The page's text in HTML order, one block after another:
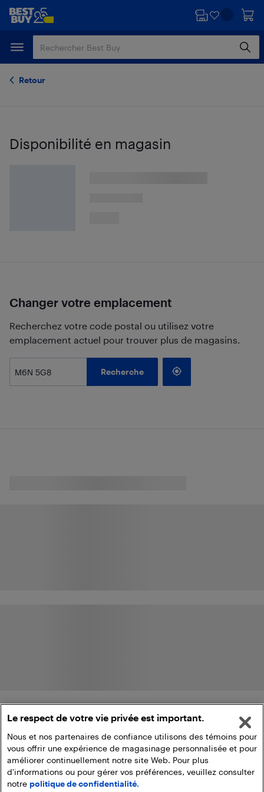
Passer
principal
Passer
Retour
Disponibilité en magasin
Changer votre emplacement
Recherchez votre code postal ou utilisez votre
emplacement actuel pour trouver plus de magasins.
Recherche
Le respect de votre vie privée est important.
Nous et nos partenaires de confiance utilisons des témoins pour
vous offrir une expérience de magasinage personnalisée et pour
améliorer continuellement notre site Web. Pour plus
d'informations ou pour gérer vos préférences, veuillez consulter
notre politique de confidentialité.